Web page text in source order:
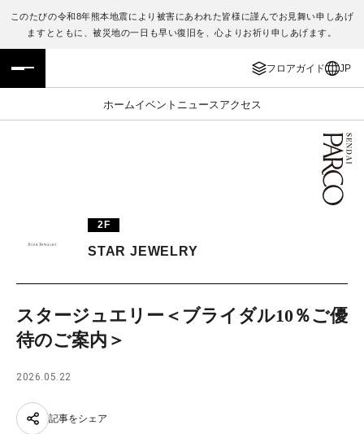
このたびの令和8年熊本地震により被害にあわれた皆様に謹んでお見舞い申しあげ
ますとともに、被災地の一日も早い復旧を、心よりお祈り申しあげます。
フロアガイド JP
ホームイベント ニュース アクセス
フロアガイド
施設案内・アクセス
TAX FREE
JP
ENGLISH
繁体字
日本語
2F
STAR JEWELRY
スタージュエリー＜ブライダル10％ご優
待のご案内＞
2026.05.22
記事をシェア